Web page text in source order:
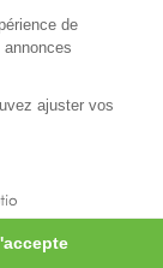
€00
de
ajuster vos